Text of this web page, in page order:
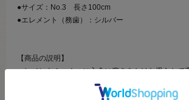
●サイズ：No.3 長さ100cm
●エレメント（務歯）：シルバー
【商品の説明】
エレメント１つ１つに入念に磨きをかけた滑らかで
スライダーを1番下まで下ろすことで、左右のテー